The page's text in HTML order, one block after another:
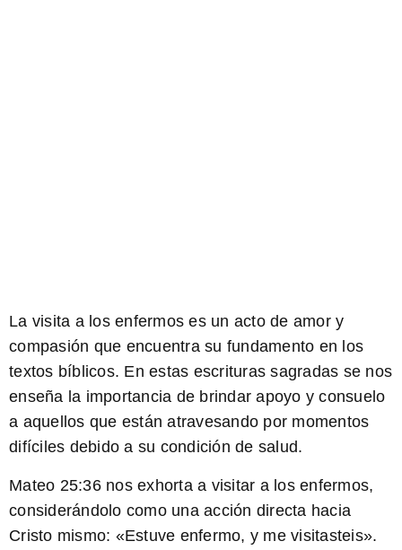
La visita a los enfermos es un acto de amor y
compasión que encuentra su fundamento en los
textos bíblicos. En estas escrituras sagradas se nos
enseña la importancia de brindar apoyo y consuelo
a aquellos que están atravesando por momentos
difíciles debido a su condición de salud.
Mateo 25:36nos exhorta a visitar a los enfermos,
considerándolo como una acción directa hacia
Cristo mismo: «Estuve enfermo, y me visitasteis».